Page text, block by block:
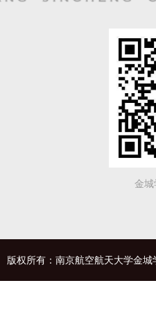
金城
版权所有：南京航空航天大学金